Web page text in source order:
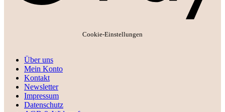
Cookie-Einstellungen
Über uns
Mein Konto
Kontakt
Newsletter
Impressum
Datenschutz